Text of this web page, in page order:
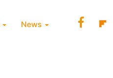
News